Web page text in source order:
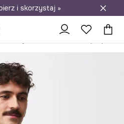
do salonów
i skorzystaj »